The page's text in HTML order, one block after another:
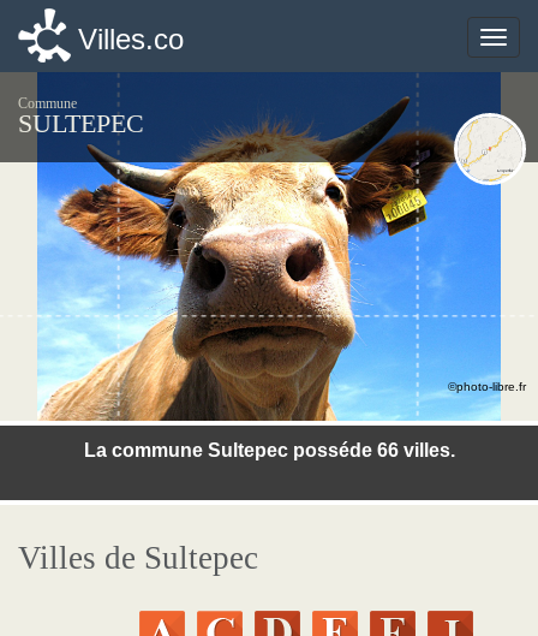
Toggle
Villes.co
Commune
SULTEPEC
La commune Sultepec posséde 66 villes.
©photo-libre.fr
Villes de Sultepec
Toggle
Villes.co